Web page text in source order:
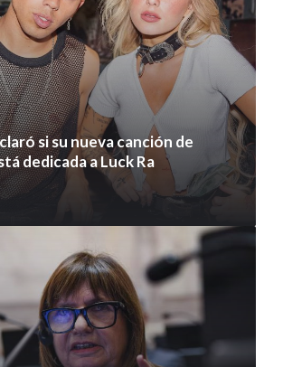
si su nueva canción de
dedicada a Luck Ra